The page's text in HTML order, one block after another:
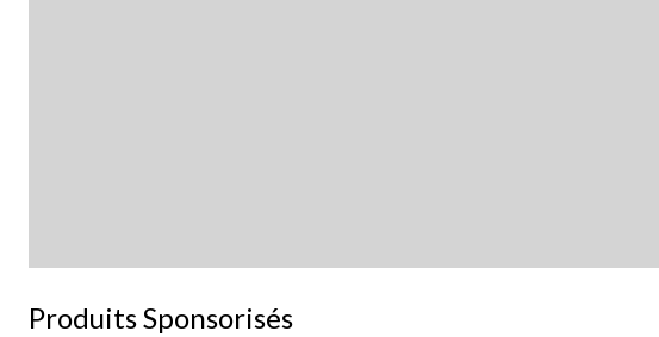
Produits Sponsorisés